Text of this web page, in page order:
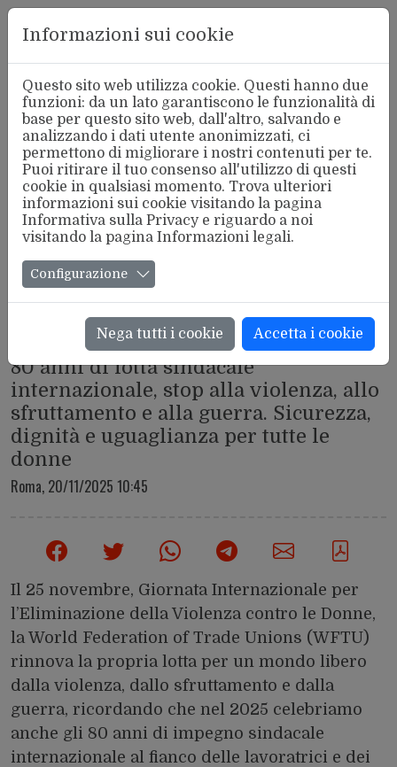
Aderente
INTERNAZIONALE
80 anni di lotta sindacale
internazionale, stop alla violenza, allo
sfruttamento e alla guerra. Sicurezza,
dignità e uguaglianza per tutte le
donne
Roma, 20/11/2025 10:45
Il 25 novembre, Giornata Internazionale per
l’Eliminazione della Violenza contro le Donne,
la World Federation of Trade Unions (WFTU)
rinnova la propria lotta per un mondo libero
dalla violenza, dallo sfruttamento e dalla
guerra, ricordando che nel 2025 celebriamo
anche gli 80 anni di impegno sindacale
internazionale al fianco delle lavoratrici e dei
Informazioni sui cookie
Questo sito web utilizza cookie. Questi hanno due
funzioni: da un lato garantiscono le funzionalità di
base per questo sito web, dall'altro, salvando e
analizzando i dati utente anonimizzati, ci
permettono di migliorare i nostri contenuti per te.
Puoi ritirare il tuo consenso all'utilizzo di questi
cookie in qualsiasi momento. Trova ulteriori
informazioni sui cookie visitando la pagina
Informativa sulla Privacye riguardo a noi
visitando la pagina Informazioni legali.
Configurazione
Nega tutti i cookie Accetta i cookie